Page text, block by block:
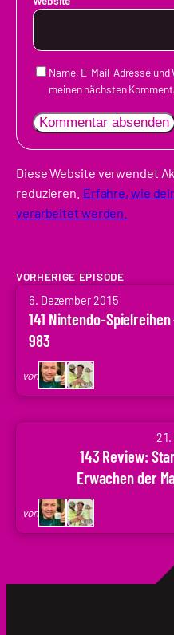
Name, E-Mail-Adresse
meinen nächsten
Diese Website verwendet
reduzieren. Erfahre, wie
verarbeitet werden.
VORHERIGE EPISODE
6. Dezember 2015
141 Nintendo-Spielreihen
983
von
von
Arne
Ruddat
Codenaga,
Holger
21.
143 Review:
Erwachen der
von
von
Codenaga,
Holger